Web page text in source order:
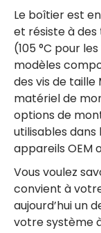
Le boîtier est
et résiste à des
(105 °C pour
modèles
des vis de taille
matériel de
options de
utilisables dans
appareils OEM
Vous voulez
convient à
aujourd’hui un
votre système